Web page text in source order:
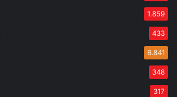
1.859
433
6.841
348
317